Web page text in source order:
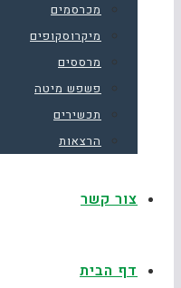
מכרסמים
מיקרוסקופים
מרססים
פשפש מיטה
תכשירים
הרצאות
צור קשר
דף הבית